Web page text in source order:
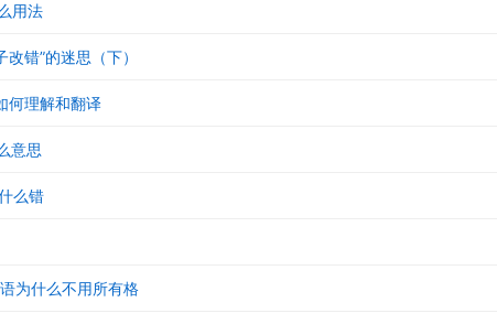
用法
错”的迷思（下）
何理解和翻译
意思
么错
为什么不用所有格